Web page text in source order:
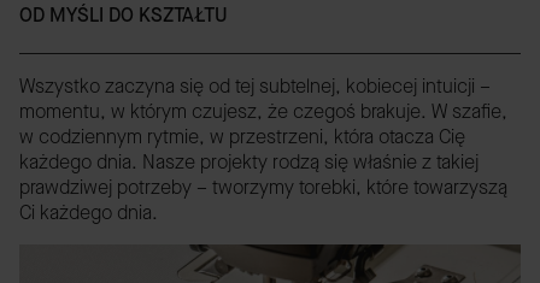
OD MYŚLI DO KSZTAŁTU
Wszystko zaczyna się od tej subtelnej, kobiecej intuicji –
momentu, w którym czujesz, że czegoś brakuje. W szafie,
w codziennym rytmie, w przestrzeni, która otacza Cię
każdego dnia. Nasze projekty rodzą się właśnie z takiej
prawdziwej potrzeby – tworzymy torebki, które towarzyszą
Ci każdego dnia.